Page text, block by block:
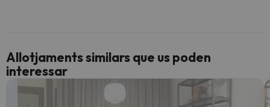
Allotjaments similars que us poden
interessar